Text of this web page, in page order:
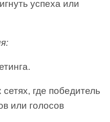
успеха или
где победитель
или голосов